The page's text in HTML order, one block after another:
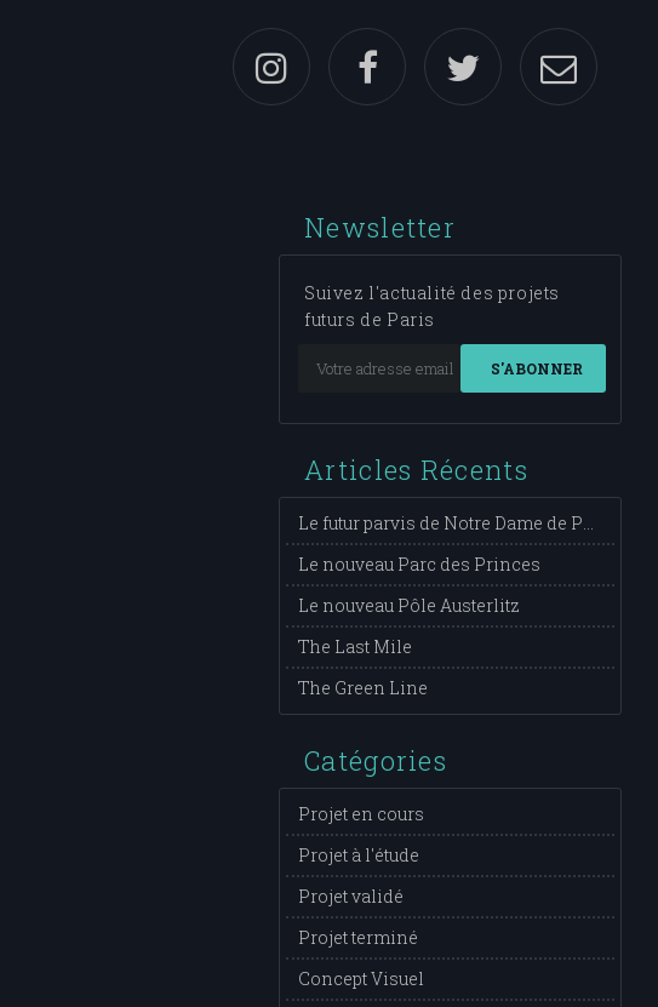
Newsletter
Suivez l'actualité des projets
futurs de Paris
S'ABONNER
Articles Récents
Le futur parvis de Notre Dame de Paris
Le nouveau Parc des Princes
Le nouveau Pôle Austerlitz
The Last Mile
The Green Line
Catégories
Projet en cours
Projet à l'étude
Projet validé
Projet terminé
Concept Visuel